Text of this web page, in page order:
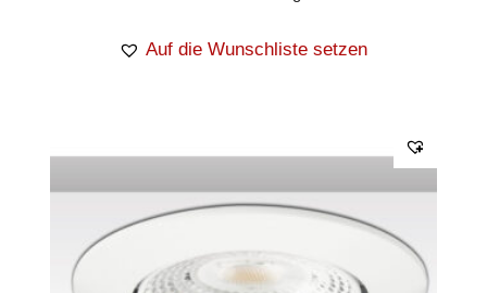
Auf die Wunschliste setzen